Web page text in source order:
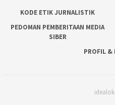
KODE ETIK JURNALISTIK
PEDOMAN PEMBERITAAN MEDIA
SIBER
PROFIL &